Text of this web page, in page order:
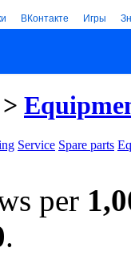
ВКонтакте Игры
>
Service Spare parts
per
.